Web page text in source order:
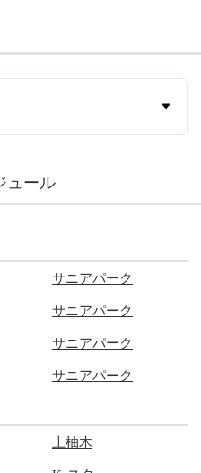
ュール
サニアパーク
サニアパーク
サニアパーク
サニアパーク
上柚木